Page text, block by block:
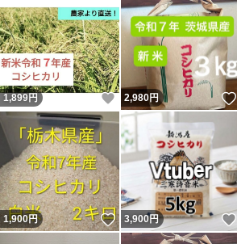
1,899円 いいね！
2,980円
1,900円 いいね！
3,900円